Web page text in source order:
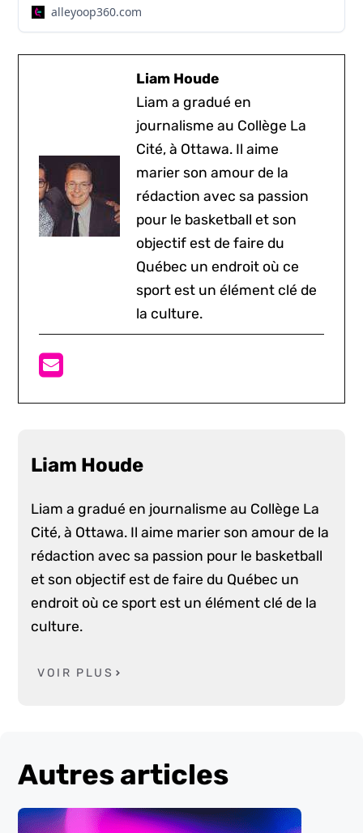
alleyoop360.com
Liam Houde
Liam a gradué en
journalisme au Collège La
Cité, à Ottawa. Il aime
marier son amour de la
rédaction avec sa passion
pour le basketball et son
objectif est de faire du
Québec un endroit où ce
sport est un élément clé de
la culture.
Liam Houde
Liam a gradué en journalisme au Collège La
Cité, à Ottawa. Il aime marier son amour de la
rédaction avec sa passion pour le basketball
et son objectif est de faire du Québec un
endroit où ce sport est un élément clé de la
culture.
VOIR PLUS
Autres articles